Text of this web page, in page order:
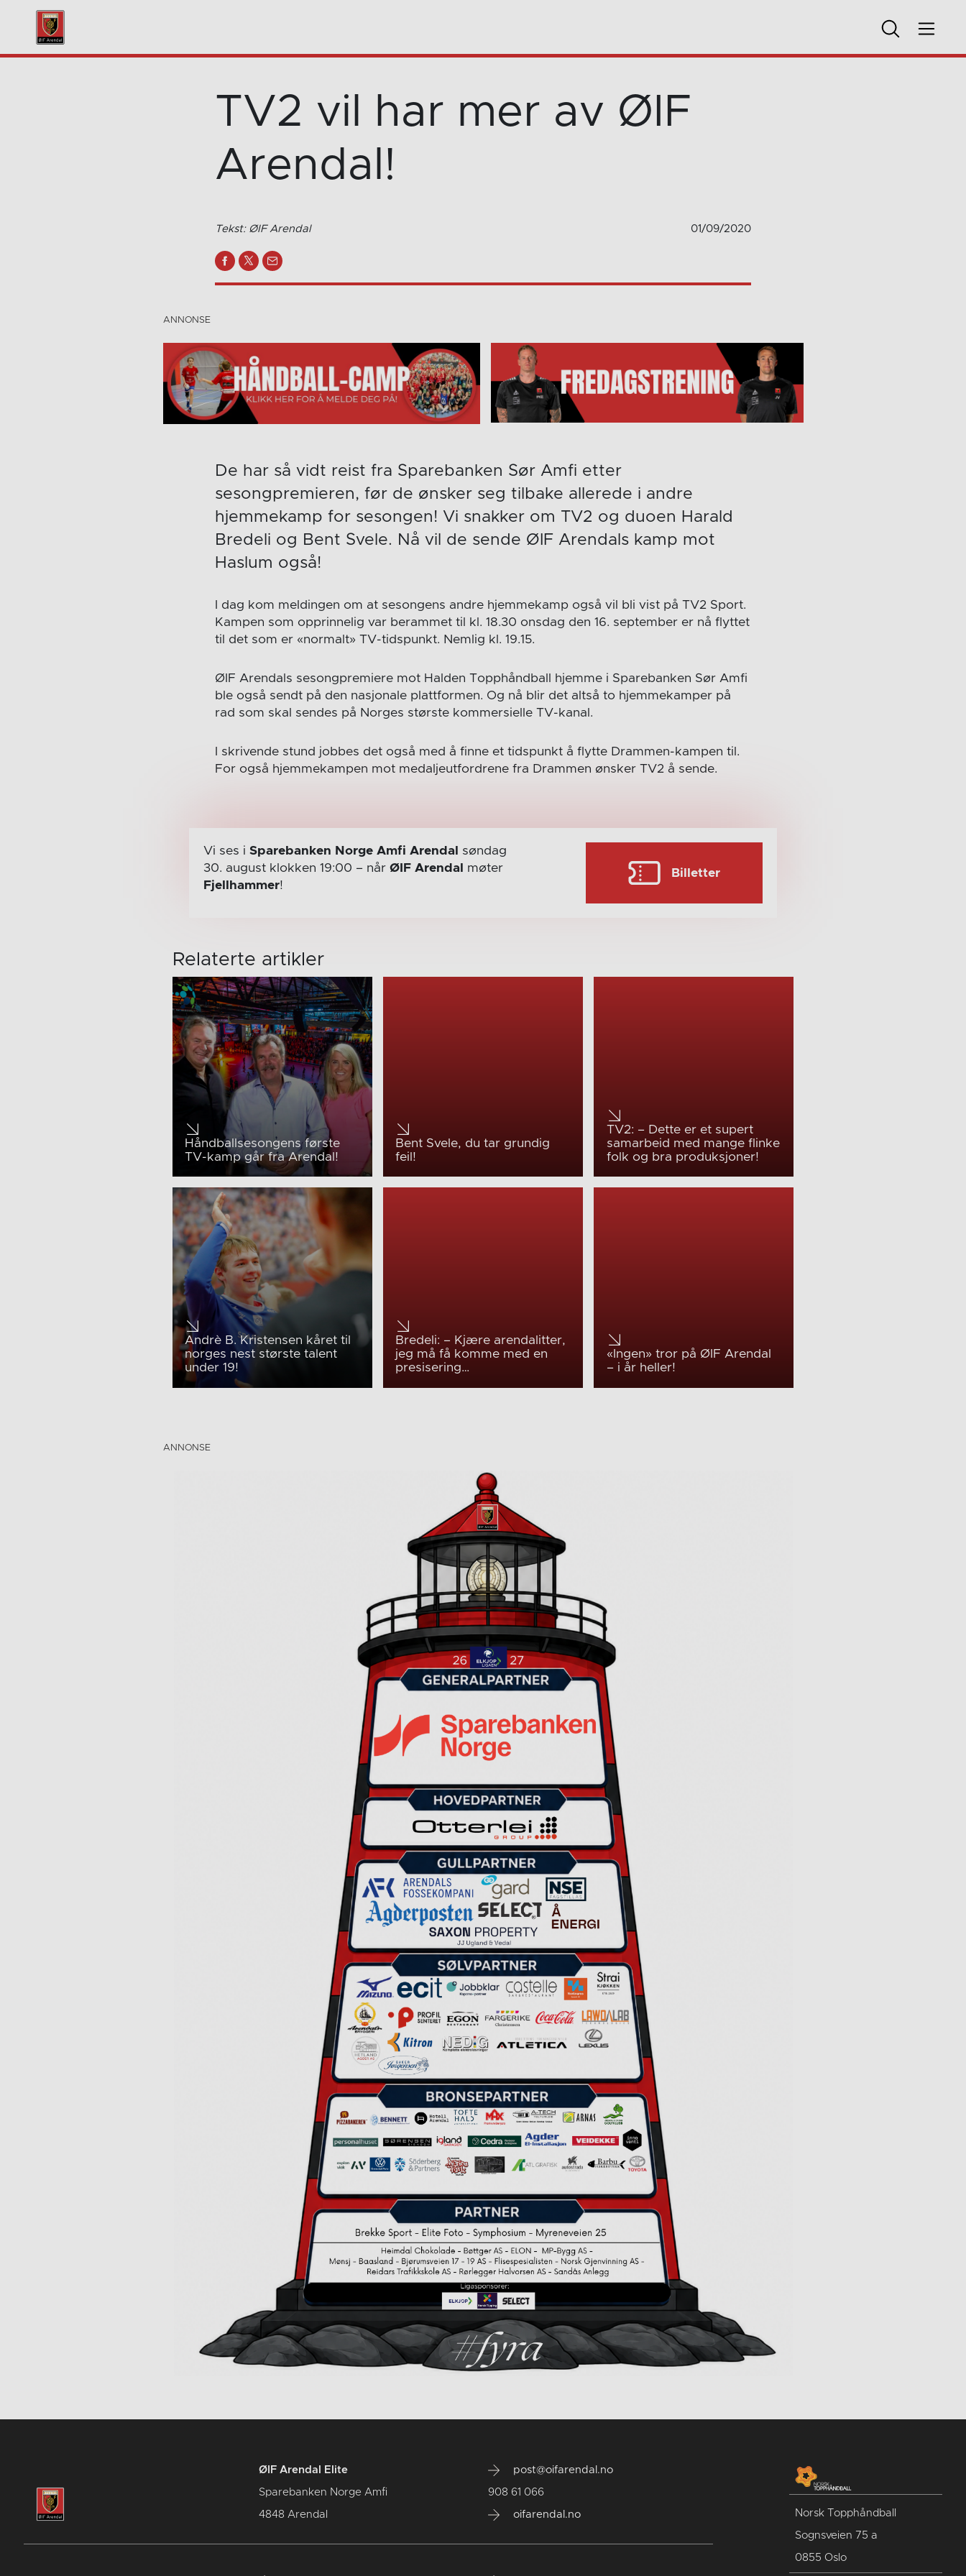
TV2 vil har mer av ØIF
Arendal!
Tekst: ØIF Arendal 01/09/2020
De har så vidt reist fra Sparebanken Sør Amfi etter
sesongpremieren, før de ønsker seg tilbake allerede i andre
hjemmekamp for sesongen! Vi snakker om TV2 og duoen Harald
Bredeli og Bent Svele. Nå vil de sende ØIF Arendals kamp mot
Haslum også!
I dag kom meldingen om at sesongens andre hjemmekamp også vil bli vist på TV2 Sport.
Kampen som opprinnelig var berammet til kl. 18.30 onsdag den 16. september er nå flyttet
til det som er «normalt» TV-tidspunkt. Nemlig kl. 19.15.
ØIF Arendals sesongpremiere mot Halden Topphåndball hjemme i Sparebanken Sør Amfi
ble også sendt på den nasjonale plattformen. Og nå blir det altså to hjemmekamper på
rad som skal sendes på Norges største kommersielle TV-kanal.
I skrivende stund jobbes det også med å finne et tidspunkt å flytte Drammen-kampen til.
For også hjemmekampen mot medaljeutfordrene fra Drammen ønsker TV2 å sende.
Vi ses i Sparebanken Norge Amfi Arendal
søndag
30. august klokken 19:00 – når ØIF Arendal
møter
Fjellhammer!
Billetter
Relaterte artikler
Håndballsesongens første
TV-kamp går fra Arendal!
Bent Svele, du tar grundig
feil!
TV2: – Dette er et supert
samarbeid med mange flinke
folk og bra produksjoner!
Andrè B. Kristensen kåret til
norges nest største talent
under 19!
Bredeli: – Kjære arendalitter,
jeg må få komme med en
presisering…
«Ingen» tror på ØIF Arendal
– i år heller!
ØIF Arendal Elite
Sparebanken Norge Amfi
4848 Arendal
post@oifarendal.no
908 61 066
oifarendal.no Norsk Topphåndball
Sognsveien 75 a
0855 Oslo